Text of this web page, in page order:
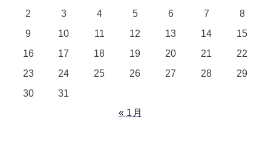
2
3 4 5 6 7
8
9
10 11 12 13 14
15
16
17 18 19 20 21
22
23
24 25 26 27 28
29
30
31
« 1月